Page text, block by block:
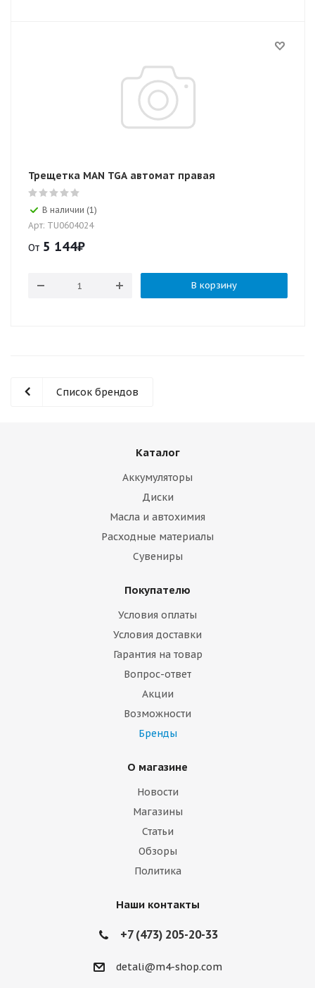
Трещетка MAN TGA автомат правая
В наличии (1)
Арт: TU0604024
От 5 144₽
В корзину
Список брендов
Каталог
Аккумуляторы
Диски
Масла и автохимия
Расходные материалы
Сувениры
Покупателю
Условия оплаты
Условия доставки
Гарантия на товар
Вопрос-ответ
Акции
Возможности
Бренды
О магазине
Новости
Магазины
Статьи
Обзоры
Политика
Наши контакты
+7 (473) 205-20-33
detali@m4-shop.com